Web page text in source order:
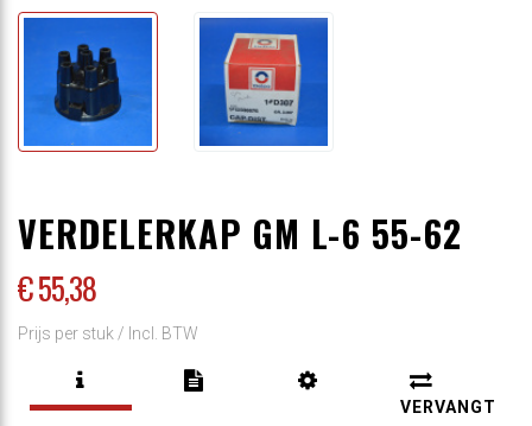
VERDELERKAP GM L-6 55-62
€ 55,38
Prijs per stuk / Incl. BTW
VERVANGT